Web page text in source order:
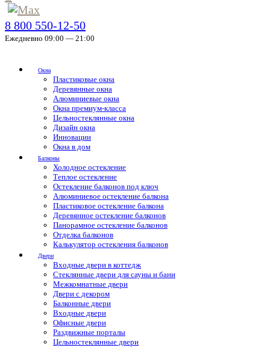
8 800 550-12-50
Ежедневно 09:00 — 21:00
Окна
Пластиковые окна
Деревянные окна
Алюминиевые окна
Окна премиум-класса
Цельностеклянные окна
Дизайн окна
Инновации
Окна в дом
Балконы
Холодное остекление
Теплое остекление
Остекление балконов под ключ
Алюминиевое остекление балкона
Пластиковое остекление балкона
Деревянное остекление балконов
Панорамное остекление балконов
Отделка балконов
Калькулятор остекления балконов
Двери
Входные двери в коттедж
Стеклянные двери для сауны и бани
Межкомнатные двери
Двери с декором
Балконные двери
Входные двери
Офисные двери
Раздвижные порталы
Цельностеклянные двери